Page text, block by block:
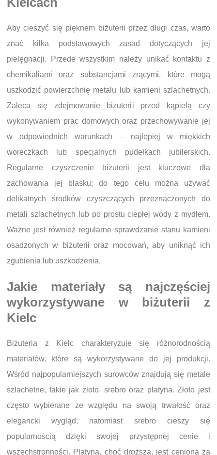
Aby cieszyć się pięknem biżuterii przez długi czas, warto
znać kilka podstawowych zasad dotyczących jej
pielęgnacji. Przede wszystkim należy unikać kontaktu z
chemikaliami oraz substancjami żrącymi, które mogą
uszkodzić powierzchnię metalu lub kamieni szlachetnych.
Zaleca się zdejmowanie biżuterii przed kąpielą czy
wykonywaniem prac domowych oraz przechowywanie jej
w odpowiednich warunkach – najlepiej w miękkich
woreczkach lub specjalnych pudełkach jubilerskich.
Regularne czyszczenie biżuterii jest kluczowe dla
zachowania jej blasku; do tego celu można używać
delikatnych środków czyszczących przeznaczonych do
metali szlachetnych lub po prostu ciepłej wody z mydłem.
Ważne jest również regularne sprawdzanie stanu kamieni
osadzonych w biżuterii oraz mocowań, aby uniknąć ich
zgubienia lub uszkodzenia.
Jakie materiały są najczęściej
wykorzystywane w biżuterii z
Kielc
Biżuteria z Kielc charakteryzuje się różnorodnością
materiałów, które są wykorzystywane do jej produkcji.
Wśród najpopularniejszych surowców znajdują się metale
szlachetne, takie jak złoto, srebro oraz platyna. Złoto jest
często wybierane ze względu na swoją trwałość oraz
elegancki wygląd, natomiast srebro cieszy się
popularnością dzięki swojej przystępnej cenie i
wszechstronności. Platyna, choć droższa, jest ceniona za